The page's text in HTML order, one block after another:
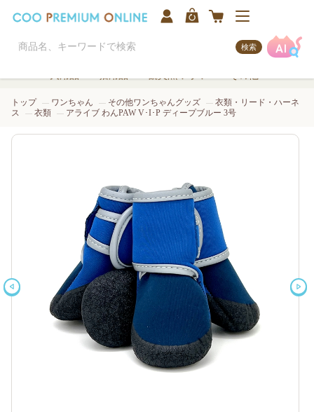
検索
トップ ワンちゃん その他ワンちゃんグッズ
衣類・リード・ハーネ
ス
衣類 アライブ わんPAW V･I･P ディープブルー 3号